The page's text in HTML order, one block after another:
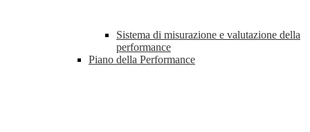
Sistema di misurazione e valutazione della
performance
Piano della Performance